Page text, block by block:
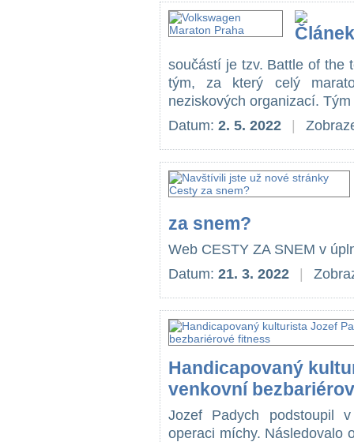
součástí je tzv. Battle of the
tým, za který celý
neziskových organizací.
Datum: 2. 5. 2022
za snem?
Web CESTY ZA SNEM v
Datum: 21. 3. 2022
Handicapovaný
venkovní
Jozef Padych podstoupil
operaci míchy. Následovalo